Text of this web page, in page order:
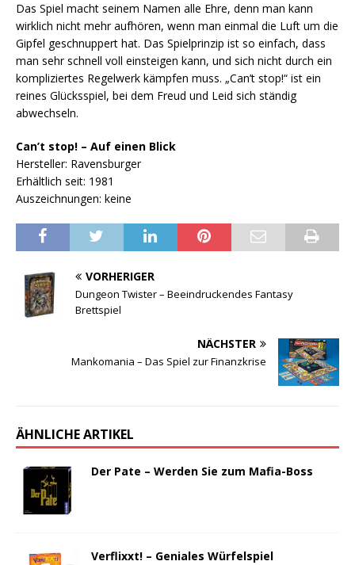
Das Spiel macht seinem Namen alle Ehre, denn man kann
wirklich nicht mehr aufhören, wenn man einmal die Luft um die
Gipfel geschnuppert hat. Das Spielprinzip ist so einfach, dass
man sehr schnell voll einsteigen kann, und sich nicht durch ein
kompliziertes Regelwerk kämpfen muss. „Can’t stop!“ ist ein
reines Glücksspiel, bei dem Freud und Leid sich ständig
abwechseln.
Can’t stop! – Auf einen Blick
Hersteller: Ravensburger
Erhältlich seit: 1981
Auszeichnungen: keine
VORHERIGER
Dungeon Twister – Beeindruckendes Fantasy
Brettspiel
NÄCHSTER
Mankomania – Das Spiel zur Finanzkrise
ÄHNLICHE ARTIKEL
Der Pate – Werden Sie zum Mafia-Boss
Verflixxt! – Geniales Würfelspiel